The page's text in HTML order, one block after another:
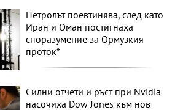
Петролът поевтинява, след като
Иран и Оман постигнаха
споразумение за Ормузкия
проток*
Силни отчети и ръст при Nvidia
насочиха Dow Jones към нов